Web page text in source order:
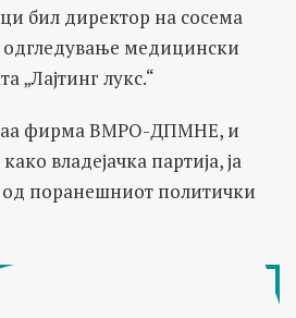
бил директор на сосема
одгледување медицински
„Лајтинг лукс.“
фирма ВМРО-ДПМНЕ, и
владејачка партија, ја
од поранешниот политички